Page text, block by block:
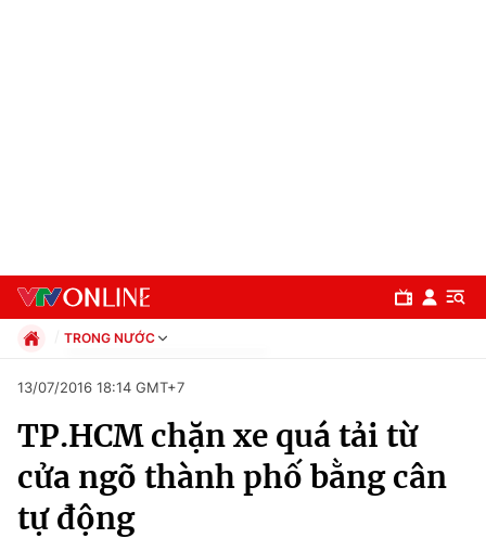
Chuyên mục
Chính trị
TRONG NƯỚC
Xã hội
Pháp luật
Thể thao
Truyền hình
Văn hóa - Giải trí
13/07/2016 18:14 GMT+7
TP.HCM chặn xe quá tải từ
cửa ngõ thành phố bằng cân
tự động